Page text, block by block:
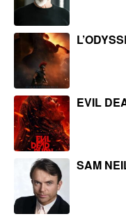
EVIL
SAM